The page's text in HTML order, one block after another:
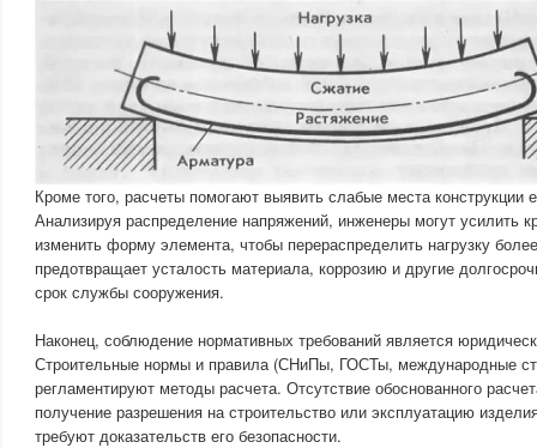
Кроме того, расчеты помогают выявить слабые места конструкции
Анализируя распределение напряжений, инженеры могут усилить
изменить форму элемента, чтобы перераспределить нагрузку
предотвращает усталость материала, коррозию и другие
срок службы сооружения.
Наконец, соблюдение нормативных требований является
Строительные нормы и правила (СНиПы, ГОСТы, международные
регламентируют методы расчета. Отсутствие обоснованного
получение разрешения на строительство или эксплуатацию
требуют доказательств его безопасности.